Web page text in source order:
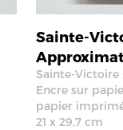
Sainte-
Sainte-
Encre sur
papier
21 x 29,7 cm